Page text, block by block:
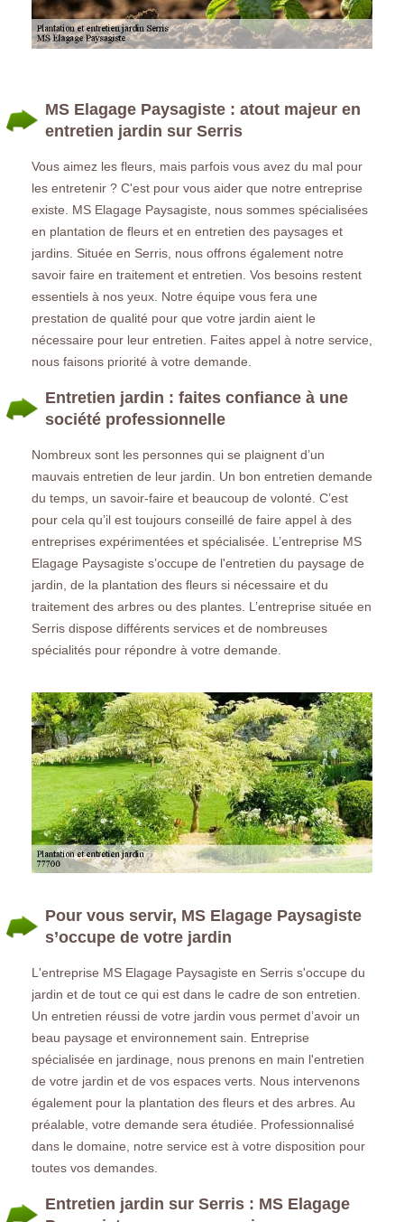
MS Elagage Paysagiste : atout majeur en
entretien jardin sur Serris
Vous aimez les fleurs, mais parfois vous avez du mal pour
les entretenir ? C'est pour vous aider que notre entreprise
existe. MS Elagage Paysagiste, nous sommes spécialisées
en plantation de fleurs et en entretien des paysages et
jardins. Située en Serris, nous offrons également notre
savoir faire en traitement et entretien. Vos besoins restent
essentiels à nos yeux. Notre équipe vous fera une
prestation de qualité pour que votre jardin aient le
nécessaire pour leur entretien. Faites appel à notre service,
nous faisons priorité à votre demande.
Entretien jardin : faites confiance à une
société professionnelle
Nombreux sont les personnes qui se plaignent d’un
mauvais entretien de leur jardin. Un bon entretien demande
du temps, un savoir-faire et beaucoup de volonté. C’est
pour cela qu’il est toujours conseillé de faire appel à des
entreprises expérimentées et spécialisée. L’entreprise MS
Elagage Paysagiste s’occupe de l'entretien du paysage de
jardin, de la plantation des fleurs si nécessaire et du
traitement des arbres ou des plantes. L’entreprise située en
Serris dispose différents services et de nombreuses
spécialités pour répondre à votre demande.
Pour vous servir, MS Elagage Paysagiste
s’occupe de votre jardin
L'entreprise MS Elagage Paysagiste en Serris s'occupe du
jardin et de tout ce qui est dans le cadre de son entretien.
Un entretien réussi de votre jardin vous permet d’avoir un
beau paysage et environnement sain. Entreprise
spécialisée en jardinage, nous prenons en main l'entretien
de votre jardin et de vos espaces verts. Nous intervenons
également pour la plantation des fleurs et des arbres. Au
préalable, votre demande sera étudiée. Professionnalisé
dans le domaine, notre service est à votre disposition pour
toutes vos demandes.
Entretien jardin sur Serris : MS Elagage